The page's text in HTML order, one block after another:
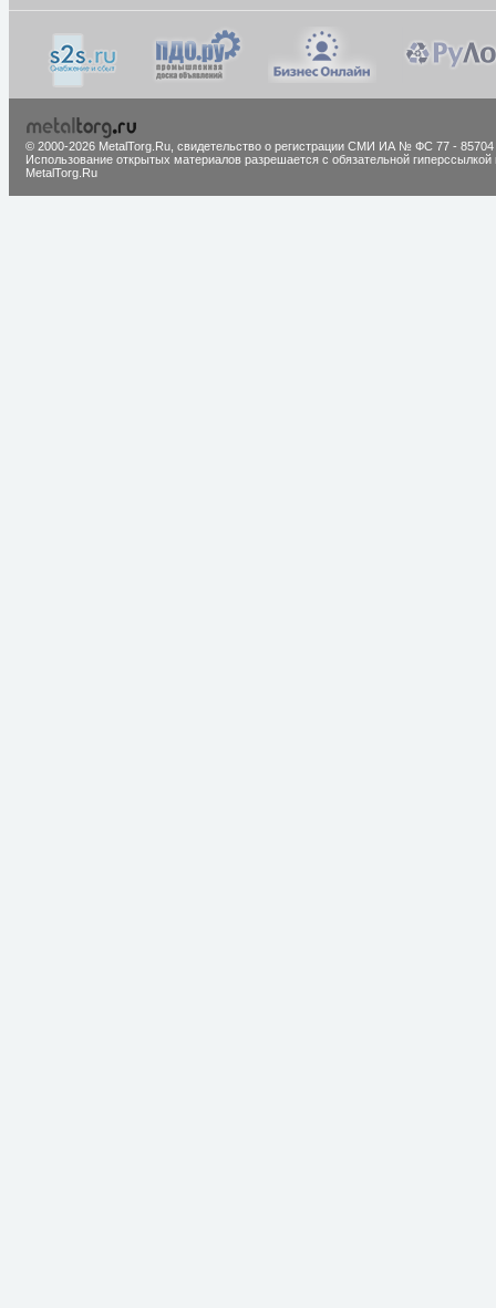
© 2000-2026 MetalTorg.Ru, cвидетельство о регистрации СМИ ИА № ФС 77 - 85704
Использование открытых материалов разрешается с обязательной гиперссылкой
MetalTorg.Ru